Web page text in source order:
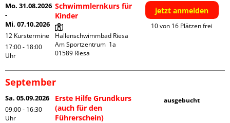
Mo. 31.08.2026
-
Mi. 07.10.2026
12 Kurstermine
17:00 - 18:00
Uhr
Schwimmlernkurs für
Kinder
Hallenschwimmbad Riesa
Am Sportzentrum  1a
jetzt anmelden
10 von 16 Plätzen frei
September
Sa. 05.09.2026
09:00 - 16:30
Uhr
Erste Hilfe Grundkurs
(auch für den
Führerschein)
ausgebucht